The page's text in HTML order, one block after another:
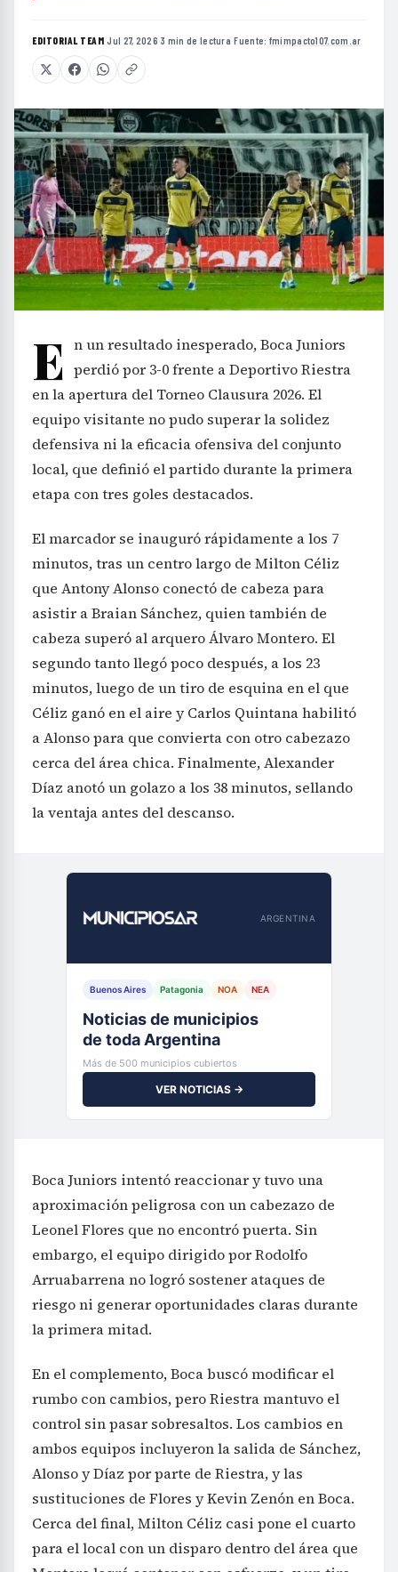
EDITORIAL TEAM·Jul 27, 2026·3 min de lectura·Fuente: fmimpacto107.com.ar
E n un resultado inesperado, Boca Juniors
perdió por 3-0 frente a Deportivo Riestra
en la apertura del Torneo Clausura 2026. El
equipo visitante no pudo superar la solidez
defensiva ni la eficacia ofensiva del conjunto
local, que definió el partido durante la primera
etapa con tres goles destacados.
El marcador se inauguró rápidamente a los 7
minutos, tras un centro largo de Milton Céliz
que Antony Alonso conectó de cabeza para
asistir a Braian Sánchez, quien también de
cabeza superó al arquero Álvaro Montero. El
segundo tanto llegó poco después, a los 23
minutos, luego de un tiro de esquina en el que
Céliz ganó en el aire y Carlos Quintana habilitó
a Alonso para que convierta con otro cabezazo
cerca del área chica. Finalmente, Alexander
Díaz anotó un golazo a los 38 minutos, sellando
la ventaja antes del descanso.
ARGENTINA
Buenos Aires Patagonia NOA NEA
Noticias de municipios
de toda Argentina
Más de 500 municipios cubiertos
VER NOTICIAS →
Boca Juniors intentó reaccionar y tuvo una
aproximación peligrosa con un cabezazo de
Leonel Flores que no encontró puerta. Sin
embargo, el equipo dirigido por Rodolfo
Arruabarrena no logró sostener ataques de
riesgo ni generar oportunidades claras durante
la primera mitad.
En el complemento, Boca buscó modificar el
rumbo con cambios, pero Riestra mantuvo el
control sin pasar sobresaltos. Los cambios en
ambos equipos incluyeron la salida de Sánchez,
Alonso y Díaz por parte de Riestra, y las
sustituciones de Flores y Kevin Zenón en Boca.
Cerca del final, Milton Céliz casi pone el cuarto
para el local con un disparo dentro del área que